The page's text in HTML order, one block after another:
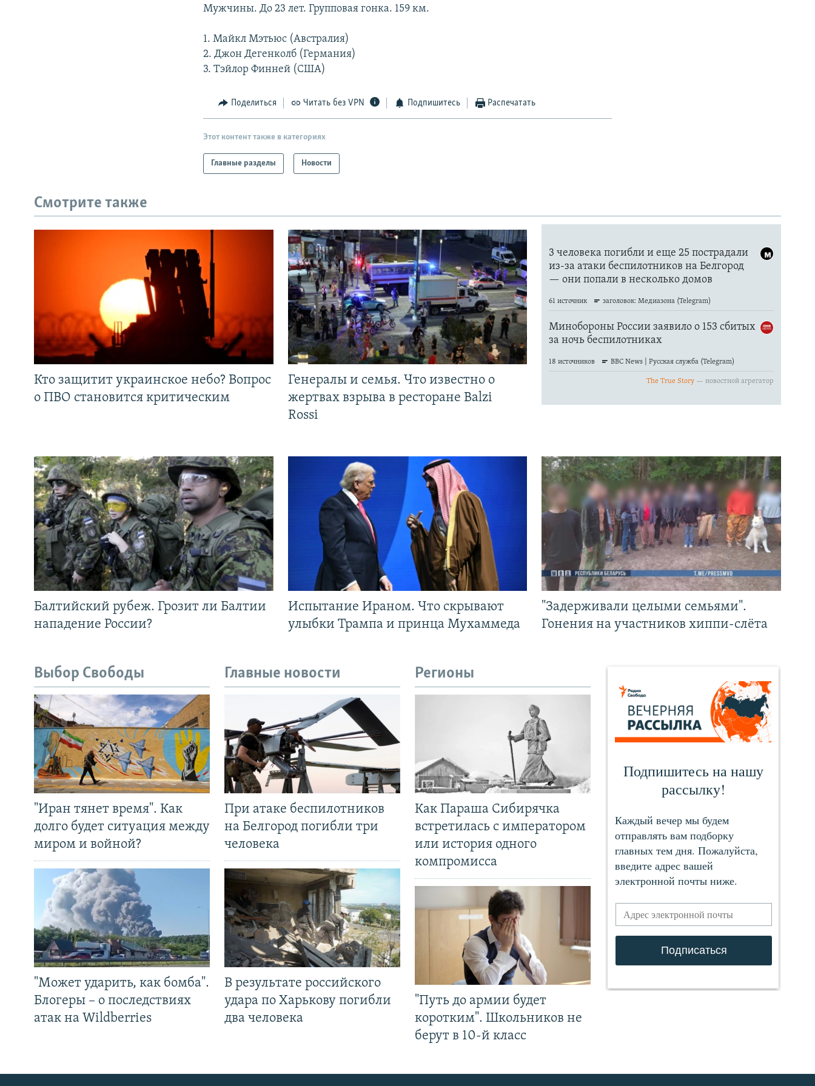
Мужчины. До 23 лет. Групповая гонка. 159 км.
1. Майкл Мэтьюс (Австралия)
2. Джон Дегенколб (Германия)
3. Тэйлор Финней (США)
Поделиться Читать без VPN Подпишитесь Распечатать
Этот контент также в категориях
Главные разделы Новости
Смотрите также
Кто защитит украинское небо? Вопрос
о ПВО становится критическим
Генералы и семья. Что известно о
жертвах взрыва в ресторане Balzi
Rossi
Балтийский рубеж. Грозит ли Балтии
нападение России?
Испытание Ираном. Что скрывают
улыбки Трампа и принца Мухаммеда
"Задерживали целыми семьями".
Гонения на участников хиппи-слёта
Выбор Свободы
"Иран тянет время". Как
долго будет ситуация между
миром и войной?
"Может ударить, как бомба".
Блогеры – о последствиях
атак на Wildberries
Главные новости
При атаке беспилотников
на Белгород погибли три
человека
В результате российского
удара по Харькову погибли
два человека
Регионы
Как Параша Сибирячка
встретилась с императором
или история одного
компромисса
"Путь до армии будет
коротким". Школьников не
берут в 10-й класс